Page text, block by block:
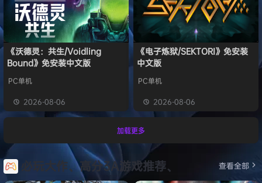
《沃德灵：共生/Voidling
Bound》免安装中文版
PC单机
2026-08-06
《电子炼狱/SEKTORI》免安装
中文版
PC单机
2026-08-06
加载更多
必玩大作、高分3A游戏推荐、 查看全部